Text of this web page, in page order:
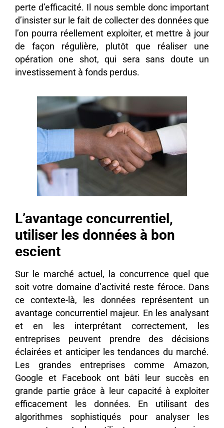
perte d’efficacité. Il nous semble donc important
d’insister sur le fait de collecter des données que
l’on pourra réellement exploiter, et mettre à jour
de façon régulière, plutôt que réaliser une
opération one shot, qui sera sans doute un
investissement à fonds perdus.
L’avantage concurrentiel,
utiliser les données à bon
escient
Sur le marché actuel, la concurrence quel que
soit votre domaine d’activité reste féroce. Dans
ce contexte-là, les données représentent un
avantage concurrentiel majeur. En les analysant
et en les interprétant correctement, les
entreprises peuvent prendre des décisions
éclairées et anticiper les tendances du marché.
Les grandes entreprises comme Amazon,
Google et Facebook ont bâti leur succès en
grande partie grâce à leur capacité à exploiter
efficacement les données. En utilisant des
algorithmes sophistiqués pour analyser les